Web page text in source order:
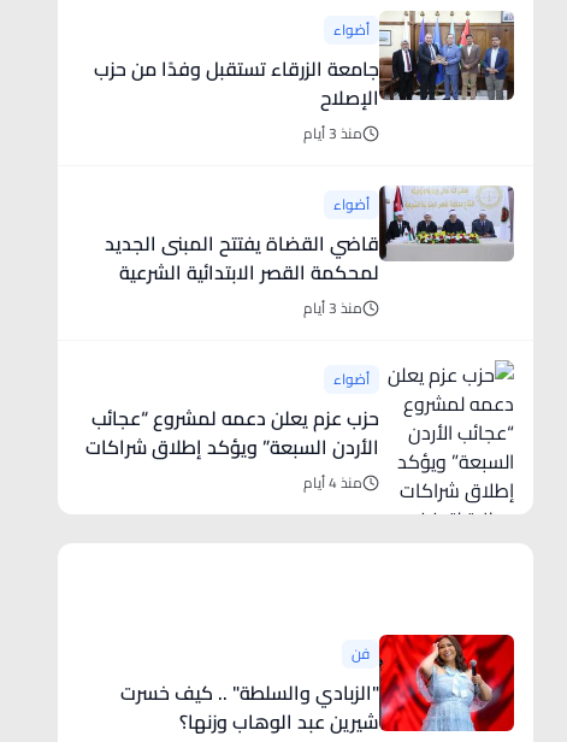
أضواء
جامعة الزرقاء تستقبل وفدًا من حزب
الإصلاح
منذ 3 أيام
أضواء
قاضي القضاة يفتتح المبنى الجديد
لمحكمة القصر الابتدائية الشرعية
ويتفقد مشروع قصر العدل الشرعي
في محافظة الكرك
منذ 3 أيام
أضواء
حزب عزم يعلن دعمه لمشروع “عجائب
الأردن السبعة” ويؤكد إطلاق شراكات
وطنية لتعزيز الاقتصاد والسياحة
منذ 4 أيام
فن
"الزبادي والسلطة" .. كيف خسرت
شيرين عبد الوهاب وزنها؟